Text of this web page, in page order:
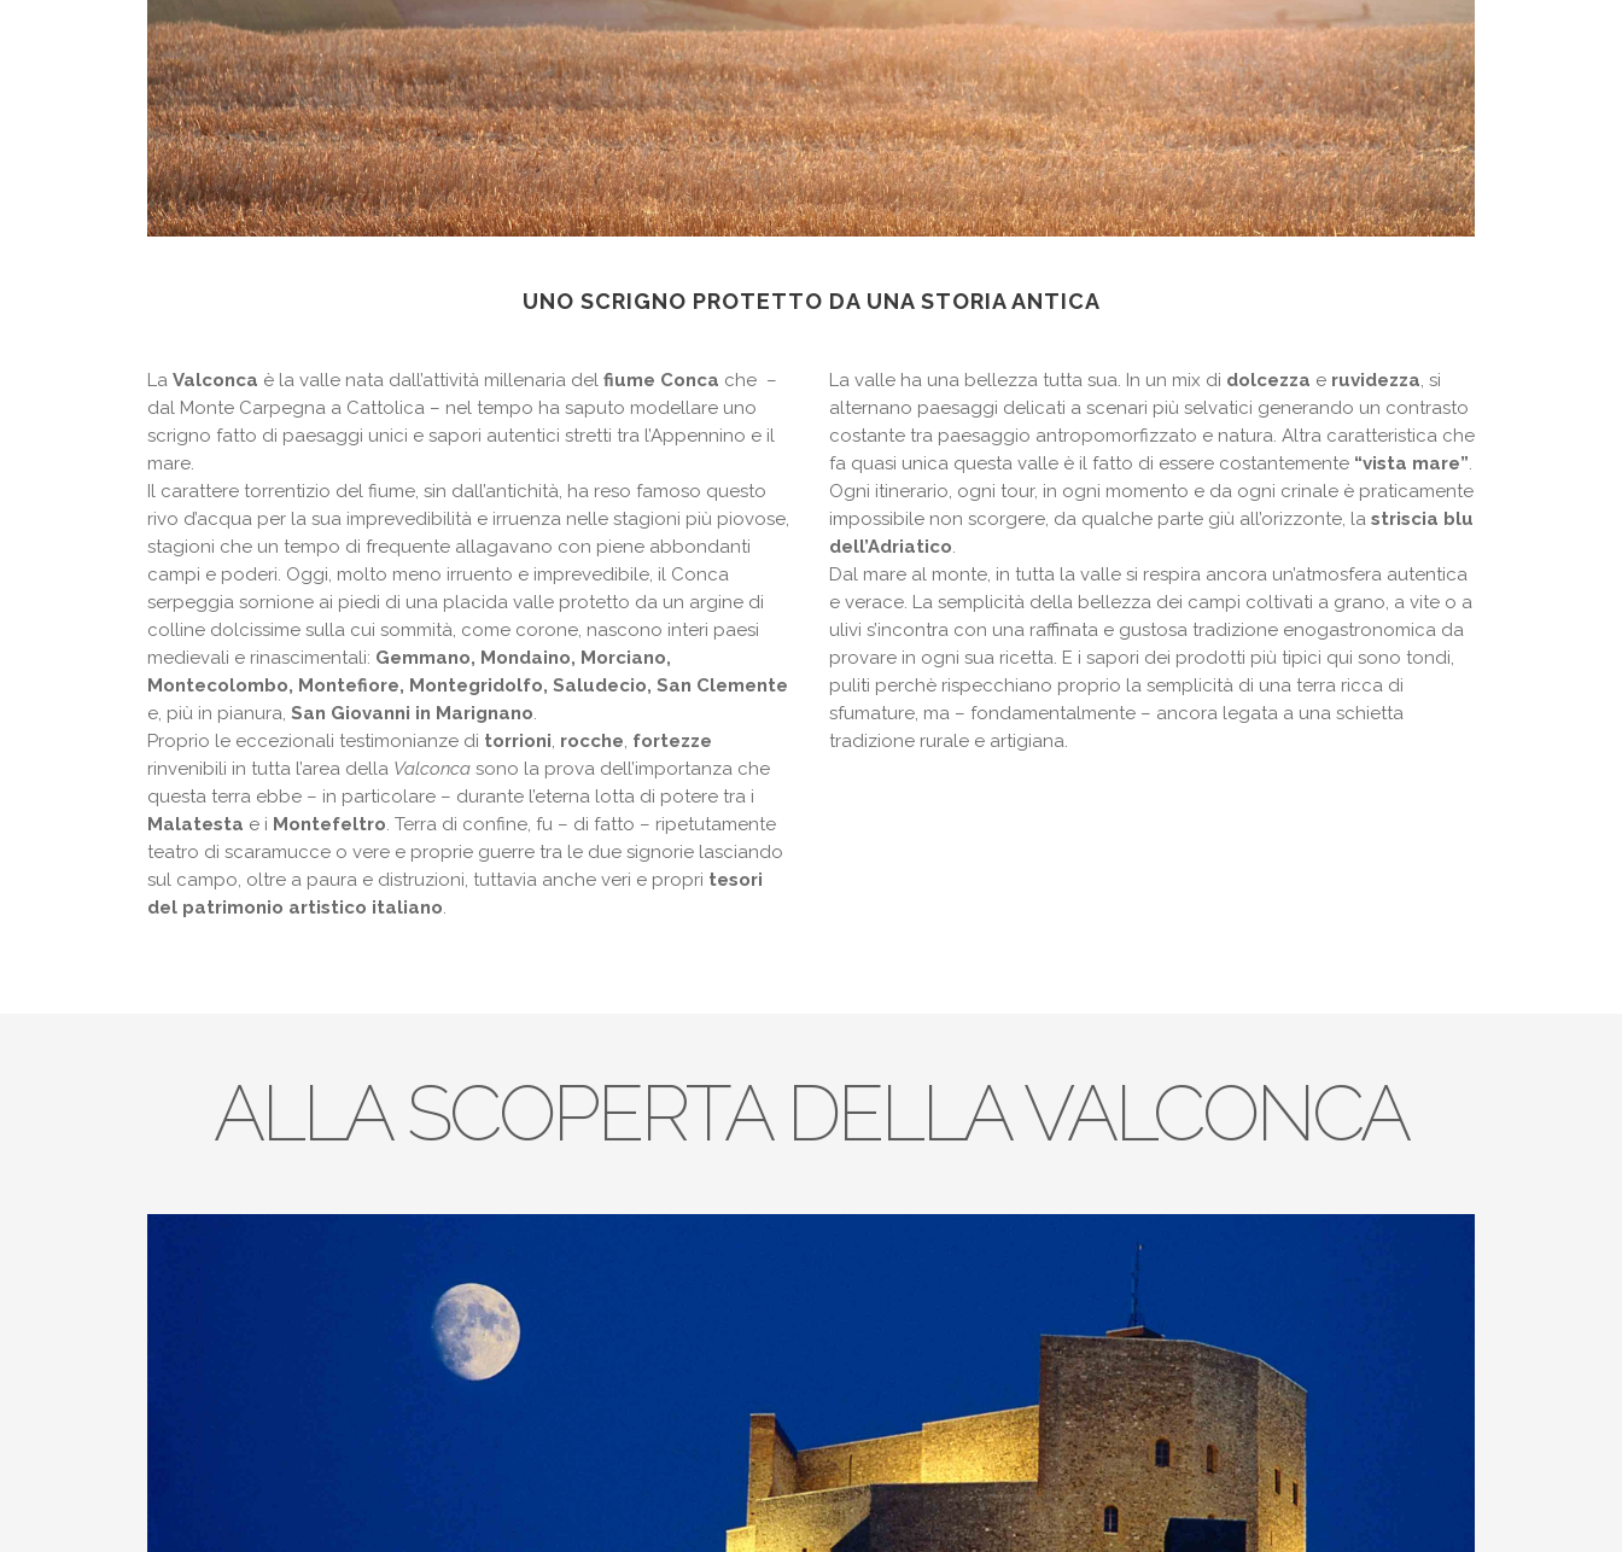
UNO SCRIGNO PROTETTO DA UNA STORIA ANTICA
La Valconca è la valle nata dall’attività millenaria del fiume Conca che –
dal Monte Carpegna a Cattolica – nel tempo ha saputo modellare uno
scrigno fatto di paesaggi unici e sapori autentici stretti tra l’Appennino e il
mare.
Il carattere torrentizio del fiume, sin dall’antichità, ha reso famoso questo
rivo d’acqua per la sua imprevedibilità e irruenza nelle stagioni più piovose,
stagioni che un tempo di frequente allagavano con piene abbondanti
campi e poderi. Oggi, molto meno irruento e imprevedibile, il Conca
serpeggia sornione ai piedi di una placida valle protetto da un argine di
colline dolcissime sulla cui sommità, come corone, nascono interi paesi
medievali e rinascimentali: Gemmano, Mondaino, Morciano,
Montecolombo, Montefiore, Montegridolfo, Saludecio, San Clemente
e, più in pianura, San Giovanni in Marignano.
Proprio le eccezionali testimonianze di torrioni, rocche, fortezze
rinvenibili in tutta l’area della Valconca sono la prova dell’importanza che
questa terra ebbe – in particolare – durante l’eterna lotta di potere tra i
Malatesta e i Montefeltro. Terra di confine, fu – di fatto – ripetutamente
teatro di scaramucce o vere e proprie guerre tra le due signorie lasciando
sul campo, oltre a paura e distruzioni, tuttavia anche veri e propri tesori
del patrimonio artistico italiano.
La valle ha una bellezza tutta sua. In un mix di dolcezza e ruvidezza, si
alternano paesaggi delicati a scenari più selvatici generando un contrasto
costante tra paesaggio antropomorfizzato e natura. Altra caratteristica che
fa quasi unica questa valle è il fatto di essere costantemente “vista mare”.
Ogni itinerario, ogni tour, in ogni momento e da ogni crinale è praticamente
impossibile non scorgere, da qualche parte giù all’orizzonte, la striscia blu
dell’Adriatico.
Dal mare al monte, in tutta la valle si respira ancora un’atmosfera autentica
e verace. La semplicità della bellezza dei campi coltivati a grano, a vite o a
ulivi s’incontra con una raffinata e gustosa tradizione enogastronomica da
provare in ogni sua ricetta. E i sapori dei prodotti più tipici qui sono tondi,
puliti perchè rispecchiano proprio la semplicità di una terra ricca di
sfumature, ma – fondamentalmente – ancora legata a una schietta
tradizione rurale e artigiana.
ALLA SCOPERTA DELLA VALCONCA